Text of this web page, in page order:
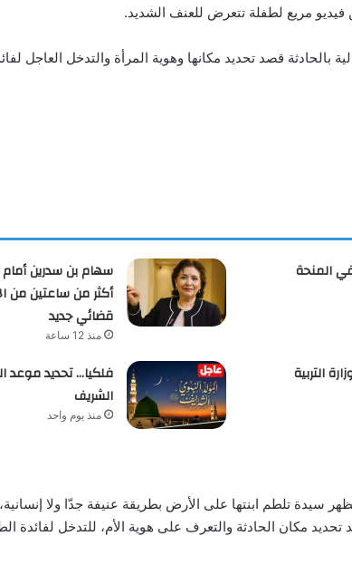
بالحادثة قصد تحديد مكانها وهوية المرأة والتدخل العاجل
المنحة
سهام بن سدرين أمام
أكثر من ساعتين من
قضائي جديد
منذ 12 ساعة
التربية
فلكيا… تحديد موعد
الشريف
منذ يوم واحد
سيدة تلطم ابنتها على الأرض بطريقة عنيفة جدّا ولا
تحديد مكان الحادثة والتعرف على هوية الأم، للتدخل لفائدة